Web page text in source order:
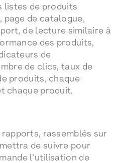
listes de produits
page de catalogue,
de lecture similaire à
des produits,
de
de clics, taux de
produits, chaque
chaque produit.
rassemblés sur
de suivre pour
l’utilisation de